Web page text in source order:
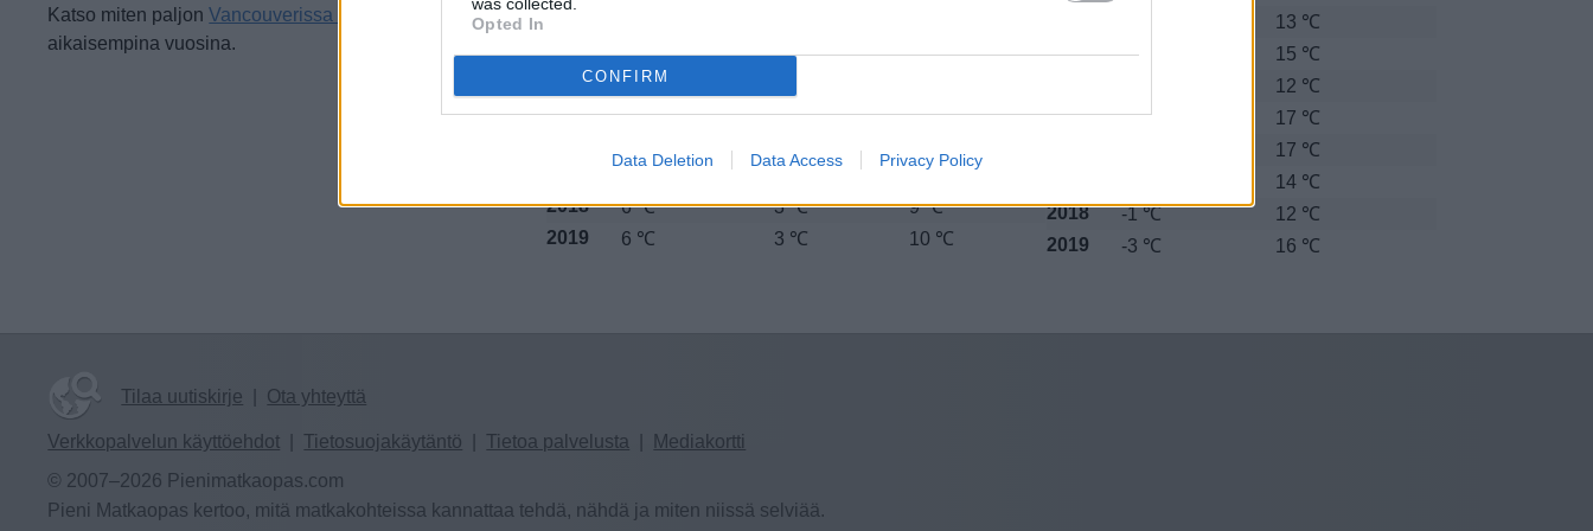
Opted In
CONFIRM
Data Deletion Data Access Privacy Policy
Katso miten paljonVancouverissa on satanut maaliskuussa
aikaisempina vuosina.
2012
2014
7 ℃
2015
9 ℃ 6 ℃
11 ℃
9 ℃
2018
6 ℃ 3 ℃
9 ℃
2019
6 ℃ 3 ℃ 10 ℃
13 ℃
2013
0 ℃
15 ℃
12 ℃
2015
1 ℃
17 ℃
17 ℃
14 ℃
2018
-1 ℃
12 ℃
2019
-3 ℃ 16 ℃
Tilaa uutiskirje Ota yhteyttä
Verkkopalvelun käyttöehdot Tietosuojakäytäntö Tietoa palvelusta
Mediakortti
© 2007–2026 Pienimatkaopas.com
Pieni Matkaopas kertoo, mitä matkakohteissa kannattaa tehdä, nähdä ja miten niissä selviää.